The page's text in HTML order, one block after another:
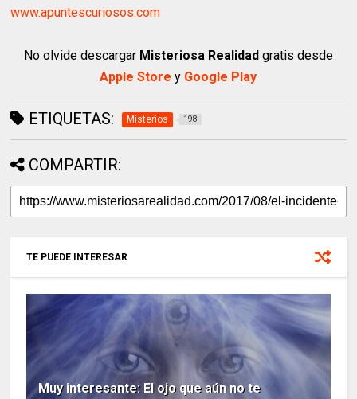
www.apuntescuriosos.com
No olvide descargar Misteriosa Realidadgratis desde
Apple Store y Google Play
ETIQUETAS: Misterios 198
COMPARTIR:
TE PUEDE INTERESAR
Muy interesante: El ojo que aún no te